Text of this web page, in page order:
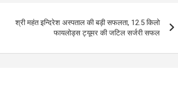
श्री महंत इन्दिरेश अस्पताल की बड़ी सफलता, 12.5 किलो
फायलोड्स ट्यूमर की जटिल सर्जरी सफल